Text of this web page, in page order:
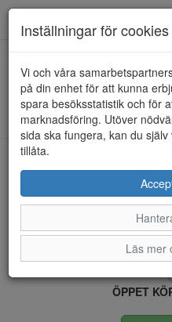
HEM MARCO TOZZI
Kunde inte hitta några artiklar...
LEVERANS INOM 4
FRI FRAKT VID
ÖPPET
Inställningar för cookies
Vi och våra
på din enhet för att kunna
spara besöksstatistik och för
marknadsföring. Utöver
sida ska fungera, kan du
tillåta.
Läs mer